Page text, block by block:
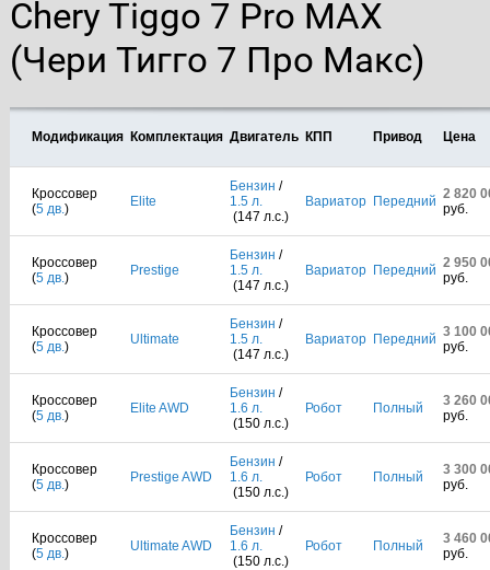
Chery Tiggo 7 Pro MAX
(Чери Тигго 7 Про Макс)
Модификация Комплектация Двигатель КПП Привод Цена
Кроссовер
(5 дв.) Elite
Бензин /
1.5 л.
(147 л.с.)
Вариатор Передний 2 820
руб.
Кроссовер
(5 дв.) Prestige
Бензин /
1.5 л.
(147 л.с.)
Вариатор Передний 2 950
руб.
Кроссовер
(5 дв.) Ultimate
Бензин /
1.5 л.
(147 л.с.)
Вариатор Передний 3 100
руб.
Кроссовер
(5 дв.) Elite AWD
Бензин /
1.6 л.
(150 л.с.)
Робот Полный
3 260
руб.
Кроссовер
(5 дв.) Prestige AWD
Бензин /
1.6 л.
(150 л.с.)
Робот Полный
3 300
руб.
Кроссовер
(5 дв.) Ultimate AWD
Бензин /
1.6 л.
(150 л.с.)
Робот Полный
3 460
руб.